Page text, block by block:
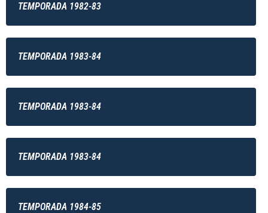
TEMPORADA 1982-83
TEMPORADA 1983-84
TEMPORADA 1983-84
TEMPORADA 1983-84
TEMPORADA 1984-85